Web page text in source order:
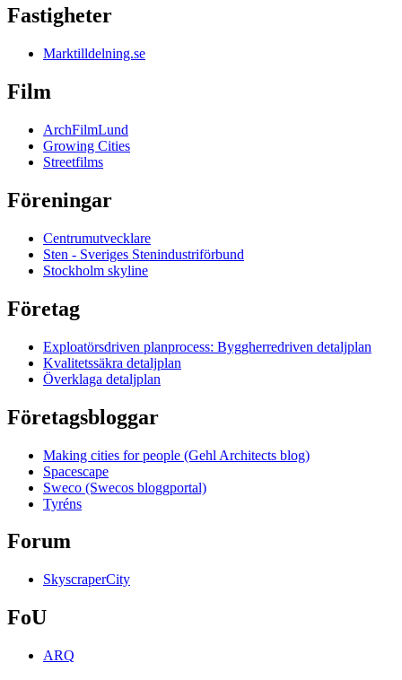
Fastigheter
Marktilldelning.se
Film
ArchFilmLund
Growing Cities
Streetfilms
Föreningar
Centrumutvecklare
Sten - Sveriges Stenindustriförbund
Stockholm skyline
Företag
Exploatörsdriven planprocess: Byggherredriven detaljplan
Kvalitetssäkra detaljplan
Överklaga detaljplan
Företagsbloggar
Making cities for people (Gehl Architects blog)
Spacescape
Sweco (Swecos bloggportal)
Tyréns
Forum
SkyscraperCity
FoU
ARQ